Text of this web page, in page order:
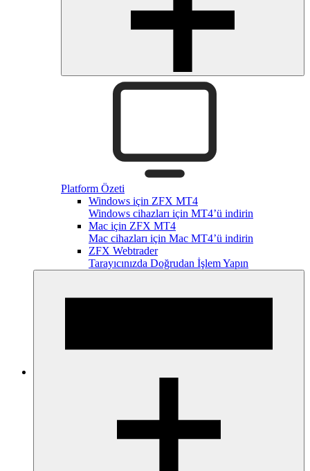
Platform Özeti
Windows için ZFX MT4
Windows cihazları için MT4’ü indirin
Mac için ZFX MT4
Mac cihazları için Mac MT4’ü indirin
ZFX Webtrader
Tarayıcınızda Doğrudan İşlem Yapın